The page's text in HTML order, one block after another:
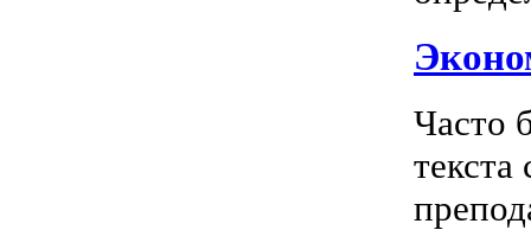
Часто